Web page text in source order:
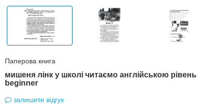
Паперова книга
мишеня лінк у школі читаємо англійською рівень
beginner
залишити відгук